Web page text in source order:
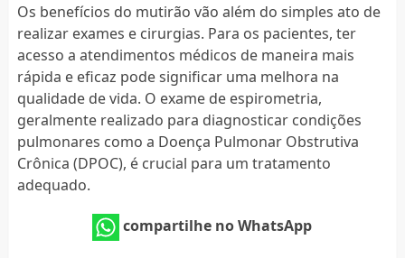
Os benefícios do mutirão vão além do simples ato de
realizar exames e cirurgias. Para os pacientes, ter
acesso a atendimentos médicos de maneira mais
rápida e eficaz pode significar uma melhora na
qualidade de vida. O exame de espirometria,
geralmente realizado para diagnosticar condições
pulmonares como a Doença Pulmonar Obstrutiva
Crônica (DPOC), é crucial para um tratamento
adequado.
compartilhe no WhatsApp